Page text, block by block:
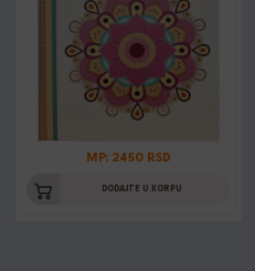
MP: 2450 RSD
DODAJTE U KORPU